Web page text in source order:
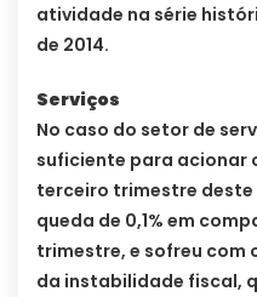
atividade na série
de 2014.
Serviços
No caso do setor de
suficiente para acionar
terceiro trimestre deste
queda de 0,1% em
trimestre, e sofreu com
da instabilidade fiscal,